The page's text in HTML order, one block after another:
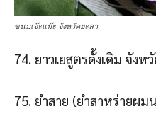
ขนมเจ๊ะแม๊ะ จังหวัดยะลา
74. ยาวเยสูตรดั้งเดิม จังห
75. ยําสาย (ยําสาหร่ายผม